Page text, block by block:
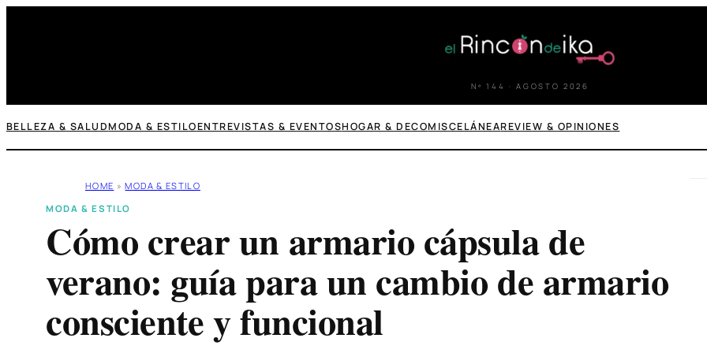
Nº 144 · AGOSTO 2026
BELLEZA & SALUDMODA & ESTILOENTREVISTAS & EVENTOSHOGAR & DECOMISCELÁNEAREVIEW & OPINIONES
HOME » MODA & ESTILO
MODA & ESTILO
Cómo crear un armario cápsula de
verano: guía para un cambio de armario
consciente y funcional